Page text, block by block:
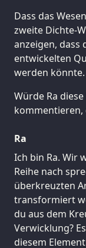
Dass das
zweite Dichte-
anzeigen, dass
entwickelten
werden könnte.
Würde Ra
kommentieren,
Ra
Ich bin Ra. Wir
Reihe nach
überkreuzten
transformiert
du aus dem
Verwicklung?
diesem